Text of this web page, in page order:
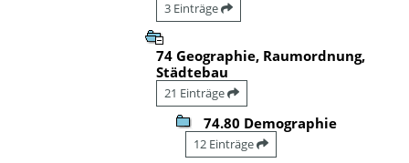
3 Einträge
74 Geographie, Raumordnung,
Städtebau
21 Einträge
74.80 Demographie
12 Einträge